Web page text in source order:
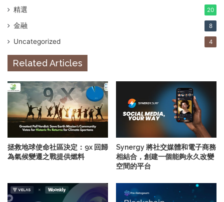
精選 20
金融 8
Uncategorized 4
Related Articles
拯救地球使命社區決定：9x 回歸
為氣候變遷之戰提供燃料
Synergy 將社交媒體和電子商務
相結合，創建一個能夠永久改變
空間的平台